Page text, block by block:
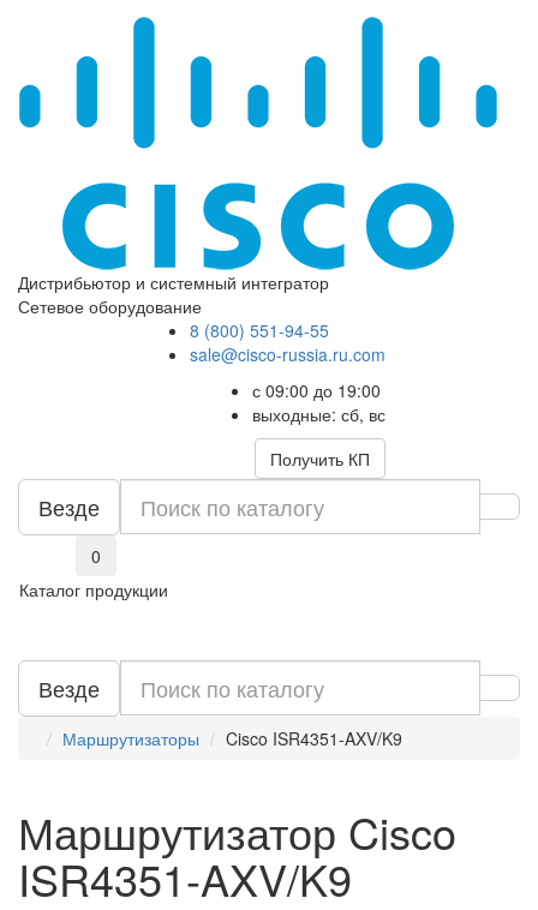
Дистрибьютор и системный интегратор
Сетевое оборудование
8 (800) 551-94-55
sale@cisco-russia.ru.com
с 09:00 до 19:00
выходные: сб, вс
Получить КП
Везде
0
Каталог продукции
Везде
Маршрутизаторы Cisco ISR4351-AXV/K9
Маршрутизатор Cisco
ISR4351-AXV/K9